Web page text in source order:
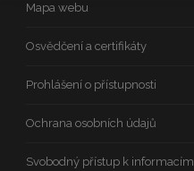
Mapa webu
Osvědčení a certifikáty
Prohlášení o přístupnosti
Ochrana osobních údajů
Svobodný přístup k informacím